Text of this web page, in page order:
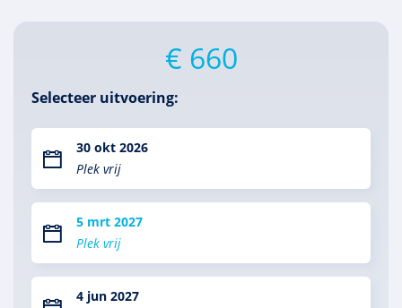
€ 660
Selecteer uitvoering:
30 okt 2026
Plek vrij
5 mrt 2027
Plek vrij
4 jun 2027